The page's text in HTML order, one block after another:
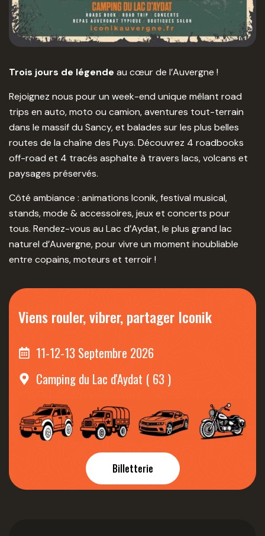
Trois jours de légende au cœur de l’Auvergne !
Rejoignez nous pour un week-end unique mêlant road
trips en auto, moto ou camion, aventures tout-terrain
dans le massif du Sancy, et balades sur les plus belles
routes de la chaîne des Puys. Découvrez 4 roadbooks
off-road et 4 tracés asphalte à travers lacs, volcans et
paysages préservés.
Côté ambiance : animations Iconik, festival musical,
stands, mode & accessoires, jeux et concerts pour
tous. Rendez-vous au Lac d’Aydat, le plus grand lac
naturel d’Auvergne, pour vivre un moment inoubliable
entre copains, moteurs et terroir !
Viens rouler, vibrer, partager Iconik
11-12-13 Septembre 2026
Camping du Lac d'Aydat ( 63 )
Billetterie